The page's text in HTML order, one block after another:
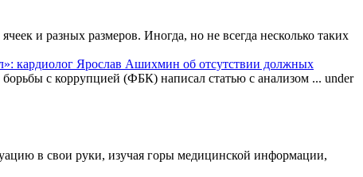
и разных размеров. Иногда, но не всегда несколько таких
кардиолог Ярослав Ашихмин об отсутствии должных
с коррупцией (ФБК) написал статью с анализом ... under
в свои руки, изучая горы медицинской информации,